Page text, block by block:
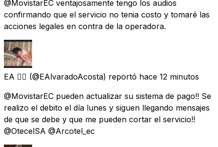
@MovistarEC ventajosamente tengo los audios
confirmando que el servicio no tenia costo y tomaré las
acciones legales en contra de la operadora.
EA ❤️‍🔥 (@EAlvaradoAcosta) reportó hace 12 minutos
@MovistarEC pueden actualizar su sistema de pago!! Se
realizo el debito el día lunes y siguen llegando mensajes
de que se debe y que me pueden cortar el servicio!!
@OtecelSA @Arcotel_ec